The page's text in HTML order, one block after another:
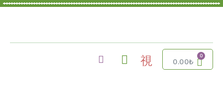
0.00₺